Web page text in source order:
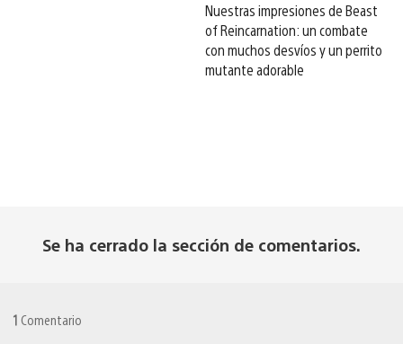
Nuestras impresiones de Beast
of Reincarnation: un combate
con muchos desvíos y un perrito
mutante adorable
Se ha cerrado la sección de comentarios.
1 Comentario